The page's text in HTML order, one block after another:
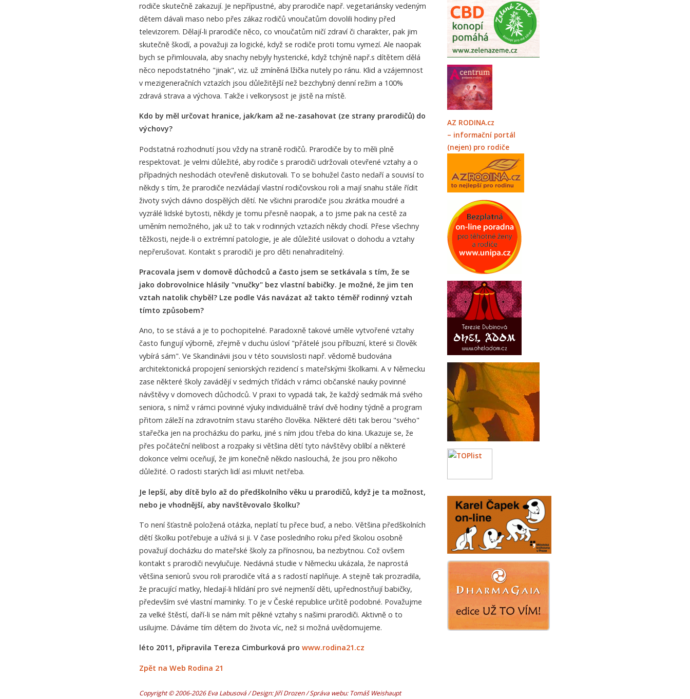
rodiče skutečně zakazují. Je nepřípustné, aby prarodiče např. vegetariánsky vedeným
dětem dávali maso nebo přes zákaz rodičů vnoučatům dovolili hodiny před
televizorem. Dělají-li prarodiče něco, co vnoučatům ničí zdraví či charakter, pak jim
skutečně škodí, a považuji za logické, když se rodiče proti tomu vymezí. Ale naopak
bych se přimlouvala, aby snachy nebyly hysterické, když tchýně např.s dítětem dělá
něco nepodstatného "jinak", viz. už zmíněná lžička nutely po ránu. Klid a vzájemnost
v mezigeneračních vztazích jsou důležitější než bezchybný denní režim a 100%
zdravá strava a výchova. Takže i velkorysost je jistě na místě.
Kdo by měl určovat hranice, jak/kam až ne-zasahovat (ze strany prarodičů) do
výchovy?
Podstatná rozhodnutí jsou vždy na straně rodičů. Prarodiče by to měli plně
respektovat. Je velmi důležité, aby rodiče s prarodiči udržovali otevřené vztahy a o
případných neshodách otevřeně diskutovali. To se bohužel často nedaří a souvisí to
někdy s tím, že prarodiče nezvládají vlastní rodičovskou roli a mají snahu stále řídit
životy svých dávno dospělých dětí. Ne všichni prarodiče jsou zkrátka moudré a
vyzrálé lidské bytosti, někdy je tomu přesně naopak, a to jsme pak na cestě za
uměním nemožného, jak už to tak v rodinných vztazích někdy chodí. Přese všechny
těžkosti, nejde-li o extrémní patologie, je ale důležité usilovat o dohodu a vztahy
nepřerušovat. Kontakt s prarodiči je pro děti nenahraditelný.
Pracovala jsem v domově důchodců a často jsem se setkávala s tím, že se
jako dobrovolnice hlásily "vnučky" bez vlastní babičky. Je možné, že jim ten
vztah natolik chyběl? Lze podle Vás navázat až takto téměř rodinný vztah
tímto způsobem?
Ano, to se stává a je to pochopitelné. Paradoxně takové uměle vytvořené vztahy
často fungují výborně, zřejmě v duchu úsloví "přátelé jsou příbuzní, které si člověk
vybírá sám". Ve Skandinávii jsou v této souvislosti např. vědomě budována
architektonická propojení seniorských rezidencí s mateřskými školkami. A v Německu
zase některé školy zavádějí v sedmých třídách v rámci občanské nauky povinné
návštěvy v domovech důchodců. V praxi to vypadá tak, že každý sedmák má svého
seniora, s nímž v rámci povinné výuky individuálně tráví dvě hodiny týdně a program
přitom záleží na zdravotním stavu starého člověka. Některé děti tak berou "svého"
stařečka jen na procházku do parku, jiné s ním jdou třeba do kina. Ukazuje se, že
přes počáteční nelibost a rozpaky si většina dětí tyto návštěvy oblíbí a některé
dokonce velmi oceňují, že jim konečně někdo naslouchá, že jsou pro někoho
důležité. O radosti starých lidí asi mluvit netřeba.
Je lepší, aby dítě bylo až do předškolního věku u prarodičů, když je ta možnost,
nebo je vhodnější, aby navštěvovalo školku?
To není šťastně položená otázka, neplatí tu přece buď, a nebo. Většina předškolních
dětí školku potřebuje a užívá si ji. V čase posledního roku před školou osobně
považují docházku do mateřské školy za přínosnou, ba nezbytnou. Což ovšem
kontakt s prarodiči nevylučuje. Nedávná studie v Německu ukázala, že naprostá
většina seniorů svou roli prarodiče vítá a s radostí naplňuje. A stejně tak prozradila,
že pracující matky, hledají-li hlídání pro své nejmenší děti, upřednostňují babičky,
především své vlastní maminky. To je v České republice určitě podobné. Považujme
za velké štěstí, daří-li se nám mít pěkné vztahy s našimi prarodiči. Aktivně o to
usilujme. Dáváme tím dětem do života víc, než si možná uvědomujeme.
léto 2011, připravila Tereza Cimburková pro www.rodina21.cz
Zpět na Web Rodina 21
AZ RODINA.cz
– informační portál
(nejen) pro rodiče
Copyright © 2006-2026 Eva Labusová / Design: Jiří Drozen / Správa webu: Tomáš Weishaupt